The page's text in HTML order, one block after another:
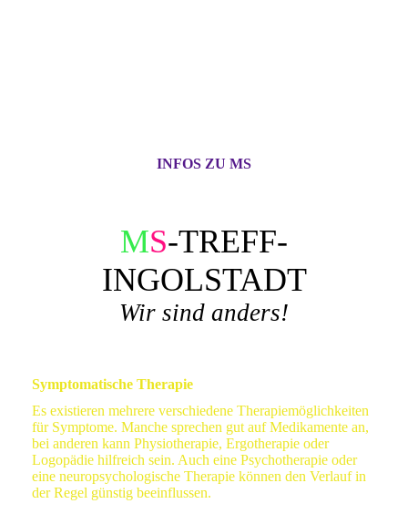
INFOS ZU MS
MS-TREFF-
INGOLSTADT
Wir sind anders!
Symptomatische Therapie
Es existieren mehrere verschiedene Therapiemöglichkeiten
für Symptome. Manche sprechen gut auf Medikamente an,
bei anderen kann Physiotherapie, Ergotherapie oder
Logopädie hilfreich sein. Auch eine Psychotherapie oder
eine neuropsychologische Therapie können den Verlauf in
der Regel günstig beeinflussen.